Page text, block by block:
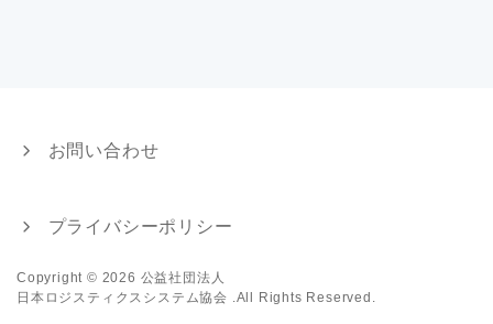
お問い合わせ
プライバシーポリシー
Copyright © 2026 公益社団法人
日本ロジスティクスシステム協会 .All Rights Reserved.